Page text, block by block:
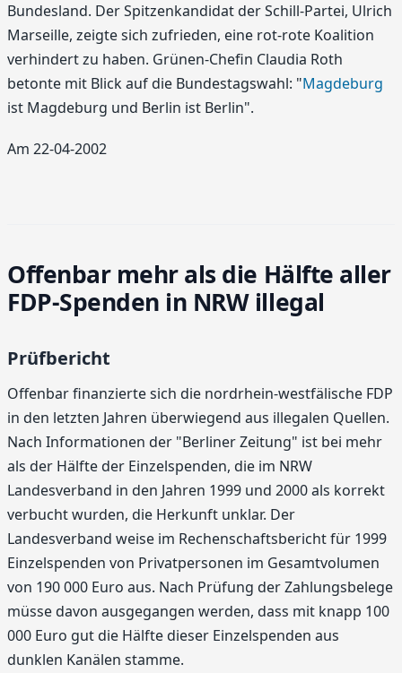
Bundesland. Der Spitzenkandidat der Schill-Partei, Ulrich
Marseille, zeigte sich zufrieden, eine rot-rote Koalition
verhindert zu haben. Grünen-Chefin Claudia Roth
betonte mit Blick auf die Bundestagswahl: "Magdeburg
ist Magdeburg und Berlin ist Berlin".
Am 22-04-2002
Offenbar mehr als die Hälfte aller
FDP-Spenden in NRW illegal
Prüfbericht
Offenbar finanzierte sich die nordrhein-westfälische FDP
in den letzten Jahren überwiegend aus illegalen Quellen.
Nach Informationen der "Berliner Zeitung" ist bei mehr
als der Hälfte der Einzelspenden, die im NRW
Landesverband in den Jahren 1999 und 2000 als korrekt
verbucht wurden, die Herkunft unklar. Der
Landesverband weise im Rechenschaftsbericht für 1999
Einzelspenden von Privatpersonen im Gesamtvolumen
von 190 000 Euro aus. Nach Prüfung der Zahlungsbelege
müsse davon ausgegangen werden, dass mit knapp 100
000 Euro gut die Hälfte dieser Einzelspenden aus
dunklen Kanälen stamme.